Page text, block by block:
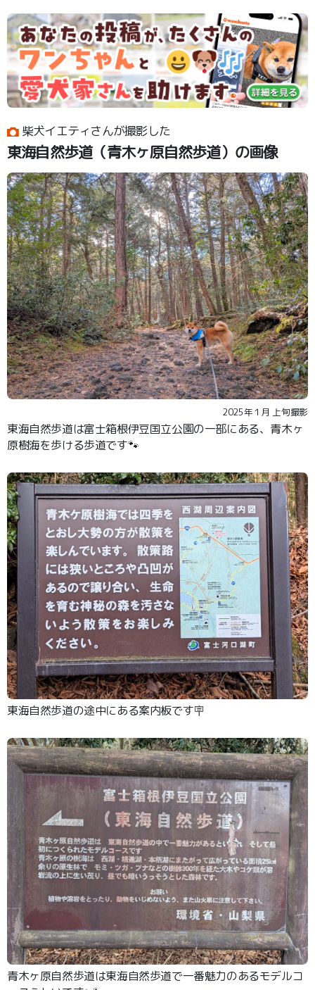
柴犬イエティさんが撮影した
東海自然歩道（青木ヶ原自然歩道）の画像
2025年１月 上旬撮影
東海自然歩道は富士箱根伊豆国立公園の一部にある、青木ヶ
原樹海を歩ける歩道です🐾
東海自然歩道の途中にある案内板です🪧
青木ヶ原自然歩道は東海自然歩道で一番魅力のあるモデルコ